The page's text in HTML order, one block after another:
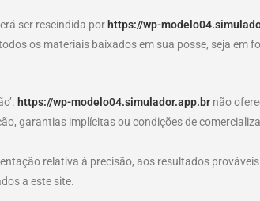
ser rescindida por https://wp-
os materiais baixados em sua posse, seja em
https://wp-modelo04.simulador.app.br não
garantias implícitas ou condições de
relativa à precisão, aos resultados
a este site.